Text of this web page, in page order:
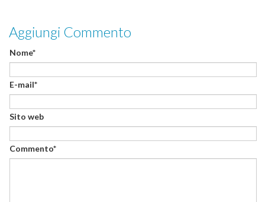
Aggiungi Commento
Nome*
E-mail*
Sito web
Commento*